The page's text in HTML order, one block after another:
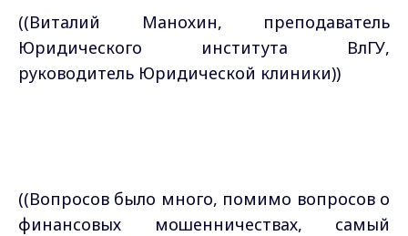
((Виталий Манохин, преподаватель
Юридического института ВлГУ,
руководитель Юридической клиники))
((Вопросов было много, помимо вопросов о
финансовых мошенничествах, самый